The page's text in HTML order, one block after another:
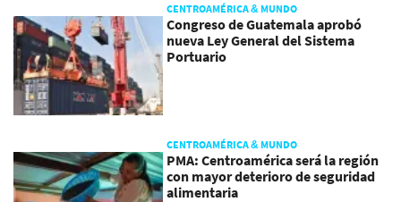
CENTROAMÉRICA & MUNDO
Congreso de Guatemala aprobó
nueva Ley General del Sistema
Portuario
CENTROAMÉRICA & MUNDO
PMA: Centroamérica será la región
con mayor deterioro de seguridad
alimentaria